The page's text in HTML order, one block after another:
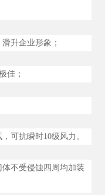
升企业形象；
佳；
可抗瞬时10级风力。
不受侵蚀四周均加装